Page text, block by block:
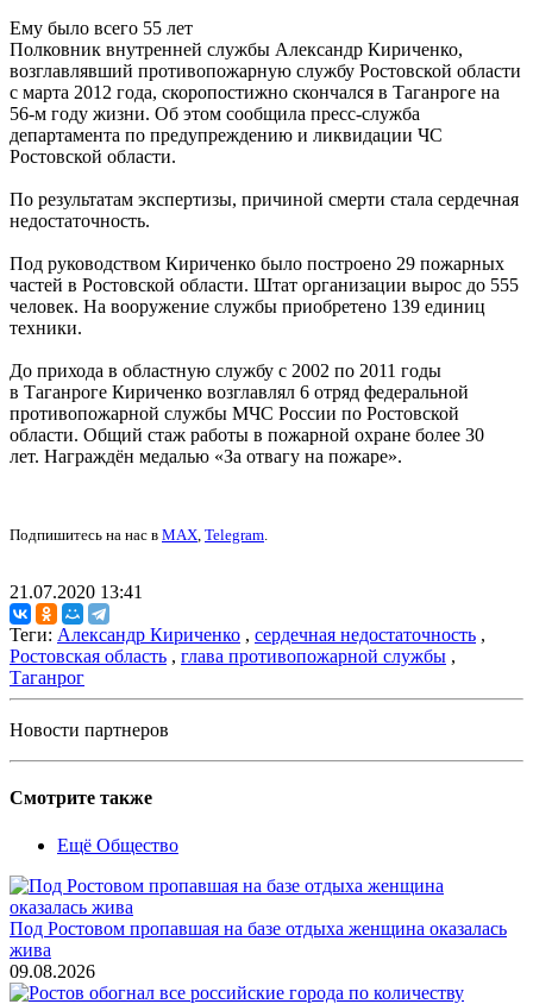
Ему было всего 55 лет
Полковник внутренней службы Александр Кириченко,
возглавлявший противопожарную службу Ростовской области
с марта 2012 года, скоропостижно скончался в Таганроге на
56-м году жизни. Об этом сообщила пресс-служба
департамента по предупреждению и ликвидации ЧС
Ростовской области.
По результатам экспертизы, причиной смерти стала сердечная
недостаточность.
Под руководством Кириченко было построено 29 пожарных
частей в Ростовской области. Штат организации вырос до 555
человек. На вооружение службы приобретено 139 единиц
техники.
До прихода в областную службу с 2002 по 2011 годы
в Таганроге Кириченко возглавлял 6 отряд федеральной
противопожарной службы МЧС России по Ростовской
области. Общий стаж работы в пожарной охране более 30
лет. Награждён медалью «За отвагу на пожаре».
Подпишитесь на нас в MAX, Telegram.
21.07.2020 13:41
Теги: Александр Кириченко , сердечная недостаточность ,
Ростовская область , глава противопожарной службы ,
Таганрог
Новости партнеров
Смотрите также
Ещё Общество
Под Ростовом пропавшая на базе отдыха женщина оказалась
жива
09.08.2026